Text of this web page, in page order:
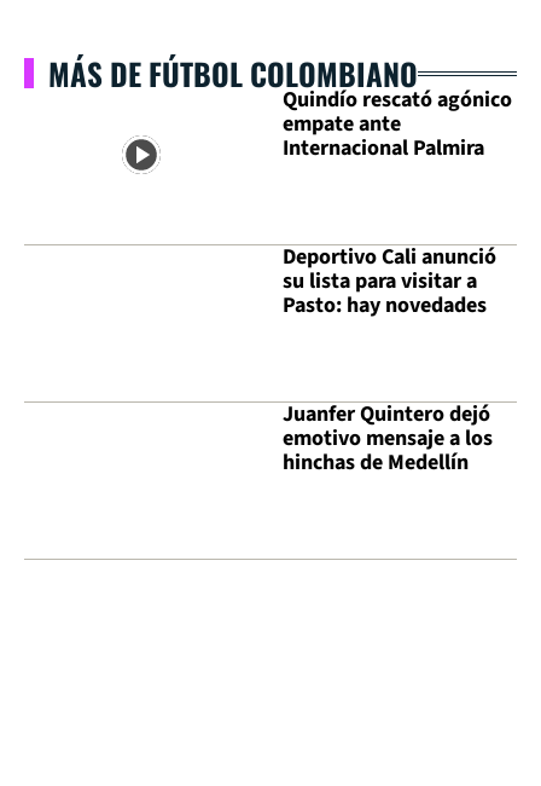
MÁS DE FÚTBOL COLOMBIANO
Quindío rescató agónico
empate ante
Internacional Palmira
Deportivo Cali anunció
su lista para visitar a
Pasto: hay novedades
Juanfer Quintero dejó
emotivo mensaje a los
hinchas de Medellín